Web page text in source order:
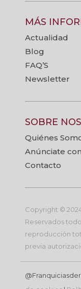
MÁS
Actualidad
Blog
FAQ’S
Newsletter
SOBRE
Quiénes
Anúnciate
Contacto
Copyright ©
Reservados
reproducción
previa